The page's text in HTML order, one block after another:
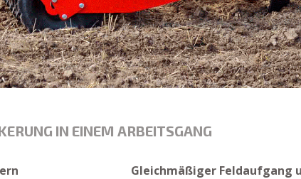
IN EINEM ARBEITSGANG
Gleichmäßiger Feldaufgang